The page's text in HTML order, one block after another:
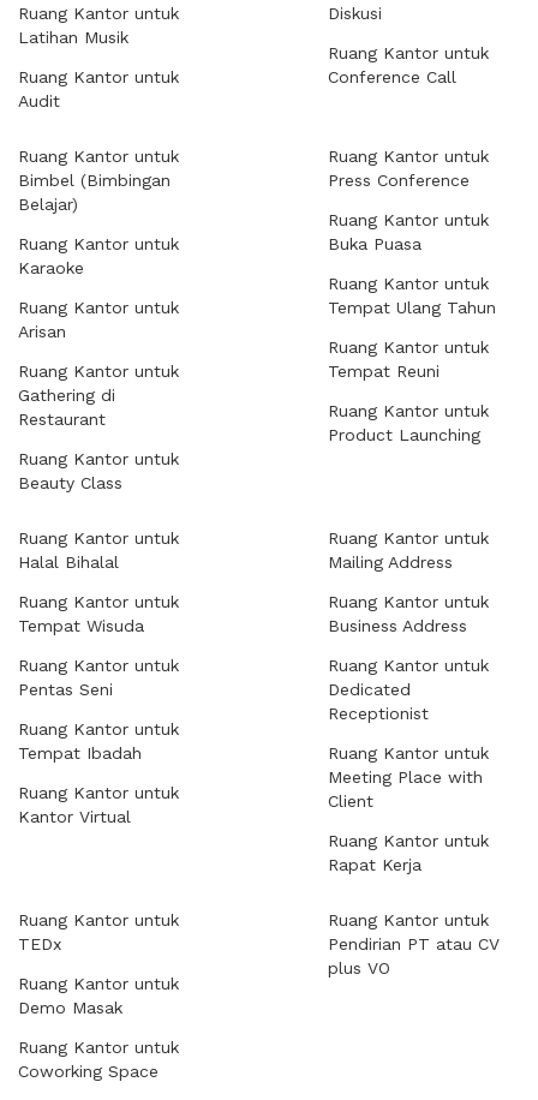
Ruang Kantor untuk
Latihan Musik
Ruang Kantor untuk
Audit
Diskusi
Ruang Kantor untuk
Conference Call
Ruang Kantor untuk
Bimbel (Bimbingan
Belajar)
Ruang Kantor untuk
Karaoke
Ruang Kantor untuk
Arisan
Ruang Kantor untuk
Gathering di
Restaurant
Ruang Kantor untuk
Beauty Class
Ruang Kantor untuk
Press Conference
Ruang Kantor untuk
Buka Puasa
Ruang Kantor untuk
Tempat Ulang Tahun
Ruang Kantor untuk
Tempat Reuni
Ruang Kantor untuk
Product Launching
Ruang Kantor untuk
Halal Bihalal
Ruang Kantor untuk
Tempat Wisuda
Ruang Kantor untuk
Pentas Seni
Ruang Kantor untuk
Tempat Ibadah
Ruang Kantor untuk
Kantor Virtual
Ruang Kantor untuk
Mailing Address
Ruang Kantor untuk
Business Address
Ruang Kantor untuk
Dedicated
Receptionist
Ruang Kantor untuk
Meeting Place with
Client
Ruang Kantor untuk
Rapat Kerja
Ruang Kantor untuk
TEDx
Ruang Kantor untuk
Demo Masak
Ruang Kantor untuk
Coworking Space
Ruang Kantor untuk
Pendirian PT atau CV
plus VO